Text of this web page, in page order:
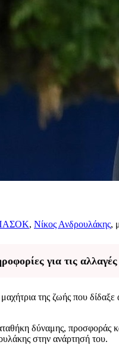
, Νίκος Ανδρουλάκης,
για τις
της ζωής που δίδαξε
δύναμης, προσφοράς
στην ανάρτησή του.